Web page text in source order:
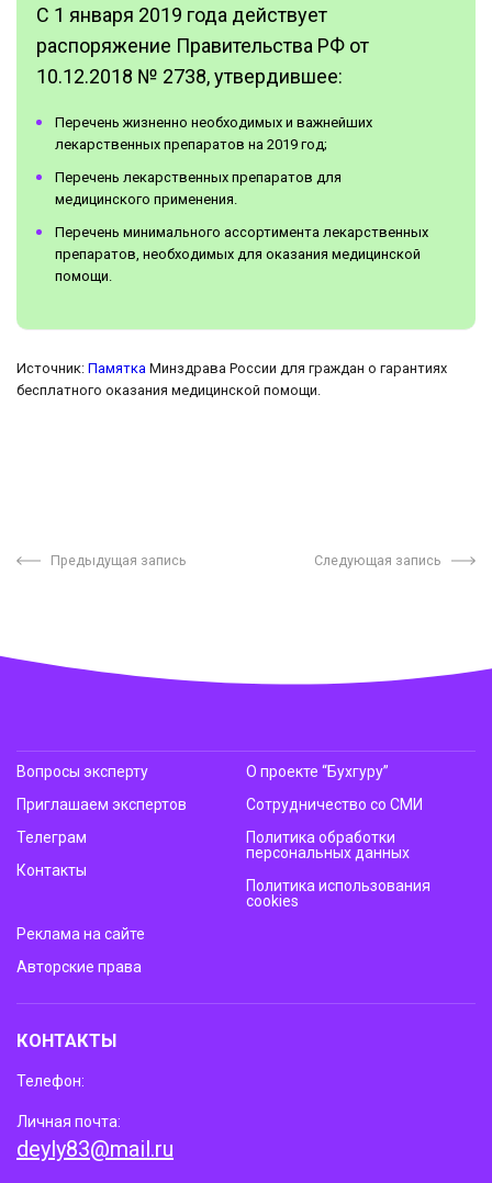
С 1 января 2019 года действует
распоряжение Правительства РФ от
10.12.2018 № 2738, утвердившее:
Перечень жизненно необходимых и важнейших
лекарственных препаратов на 2019 год;
Перечень лекарственных препаратов для
медицинского применения.
Перечень минимального ассортимента лекарственных
препаратов, необходимых для оказания медицинской
помощи.
Источник: Памятка Минздрава России для граждан о гарантиях
бесплатного оказания медицинской помощи.
Предыдущая запись Следующая запись
Вопросы эксперту
Приглашаем экспертов
Телеграм
Контакты
О проекте “Бухгуру”
Сотрудничество со СМИ
Политика обработки
персональных данных
Политика использования
cookies
Реклама на сайте
Авторские права
КОНТАКТЫ
Телефон:
Личная почта:
deyly83@mail.ru